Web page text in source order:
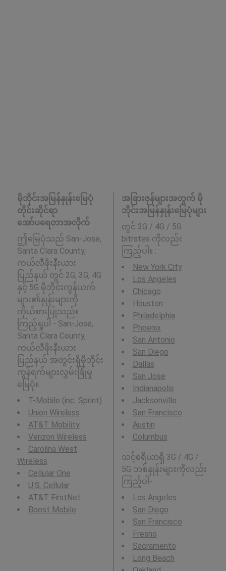
မိုဘိုင်းအမြန်နှုန်းမြေပုံ
တိုင်းဆိုင်ရာ
အော်ပရေတာအလိုက်
ဤမြေပုံသည် San-Jose,
Santa Clara County,
ကယ်လီဖိုးနီးယား
ပြည်နယ် တွင် 2G, 3G, 4G
နှင့် 5G မိုဘိုင်းကွန်ယက်
များ၏နှုန်းများကို
ကိုယ်စားပြုသည်။
ကြည့်ရှုပါ - San-Jose,
Santa Clara County,
ကယ်လီဖိုးနီးယား
ပြည်နယ် အတွင်းရှိမိုဘိုင်း
ကွန်ရက်များလွှမ်းခြုံမှု
မြေပုံ။
T-Mobile (inc. Sprint)
Union Wireless
AT&T Mobility
Verizon Wireless
Carolina West
Wireless
Cellular One
U.S. Cellular
AT&T FirstNet
Boost Mobile
အခြားဇုန်များအတွက် မို
ဘိုင်းအမြန်နှုန်းမြေပုံများ
တွင် 3G / 4G / 5G
bitrates ကိုလည်း
ကြည့်ပါ။ :
New York City
Los Angeles
Chicago
Houston
Philadelphia
Phoenix
San Antonio
San Diego
Dallas
San Jose
Indianapolis
Jacksonville
San Francisco
Austin
Columbus
သင့်ဧရိယာရှိ 3G / 4G /
5G ဘစ်နှုန်းများကိုလည်း
ကြည့်ပါ-
Los Angeles
San Diego
San Francisco
Fresno
Sacramento
Long Beach